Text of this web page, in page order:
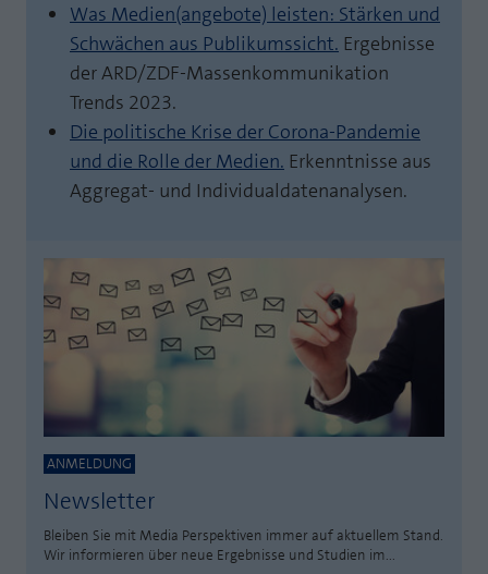
Was Medien(angebote) leisten: Stärken und
Schwächen aus Publikumssicht. Ergebnisse
der ARD/ZDF-Massenkommunikation
Trends 2023.
Die politische Krise der Corona-Pandemie
und die Rolle der Medien. Erkenntnisse aus
Aggregat- und Individualdatenanalysen.
ANMELDUNG
Newsletter
Bleiben Sie mit Media Perspektiven immer auf aktuellem Stand.
Wir informieren über neue Ergebnisse und Studien im...